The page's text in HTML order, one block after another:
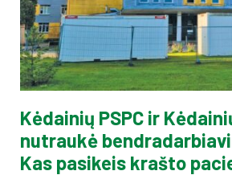
Kėdainių PSPC ir
nutraukė
Kas pasikeis krašto